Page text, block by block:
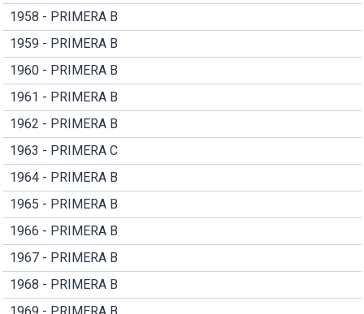
1958 - PRIMERA B
1959 - PRIMERA B
1960 - PRIMERA B
1961 - PRIMERA B
1962 - PRIMERA B
1963 - PRIMERA C
1964 - PRIMERA B
1965 - PRIMERA B
1966 - PRIMERA B
1967 - PRIMERA B
1968 - PRIMERA B